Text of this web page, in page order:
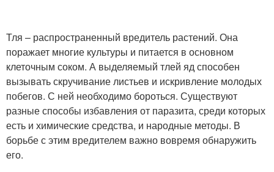
Тля – распространенный вредитель растений. Она
поражает многие культуры и питается в основном
клеточным соком. А выделяемый тлей яд способен
вызывать скручивание листьев и искривление молодых
побегов. С ней необходимо бороться. Существуют
разные способы избавления от паразита, среди которых
есть и химические средства, и народные методы. В
борьбе с этим вредителем важно вовремя обнаружить
его.